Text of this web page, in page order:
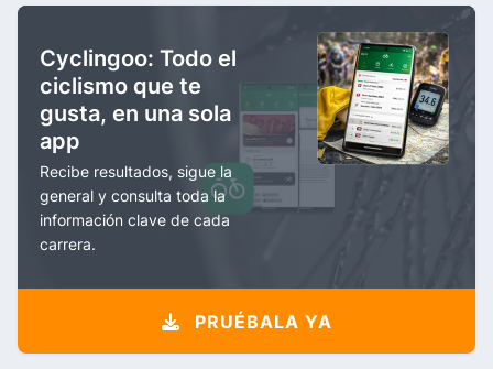
Cyclingoo: Todo el
ciclismo que te
gusta, en una sola
app
Recibe resultados, sigue la
general y consulta toda la
información clave de cada
carrera.
PRUÉBALA YA